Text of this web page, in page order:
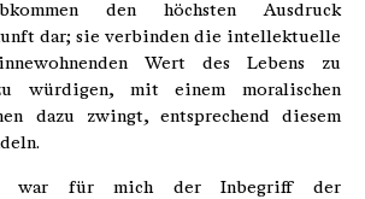
den höchsten Ausdruck
dar; sie verbinden die intellektuelle
Wert des Lebens zu
würdigen, mit einem moralischen
dazu zwingt, entsprechend diesem
war für mich der Inbegriff der